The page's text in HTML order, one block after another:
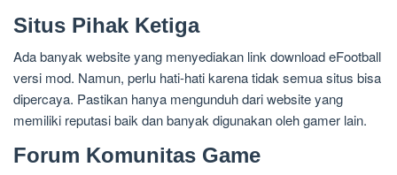
Situs Pihak Ketiga
Ada banyak website yang menyediakan link download eFootball
versi mod. Namun, perlu hati-hati karena tidak semua situs bisa
dipercaya. Pastikan hanya mengunduh dari website yang
memiliki reputasi baik dan banyak digunakan oleh gamer lain.
Forum Komunitas Game